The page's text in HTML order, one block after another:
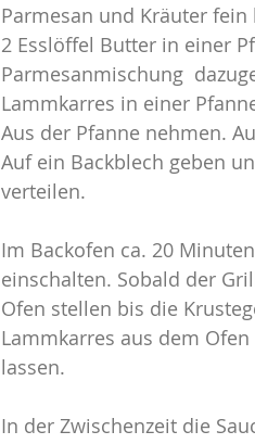
Parmesan und Kräuter fein
2 Esslöffel Butter in einer
Parmesanmischung
Lammkarres in einer
Aus der Pfanne nehmen.
Auf ein Backblech geben
verteilen.
Im Backofen ca. 20
einschalten. Sobald der
Ofen stellen bis die
Lammkarres aus dem
lassen.
In der Zwischenzeit die